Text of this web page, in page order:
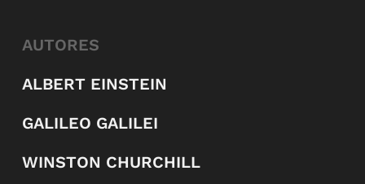
AUTORES
ALBERT EINSTEIN
GALILEO GALILEI
WINSTON CHURCHILL